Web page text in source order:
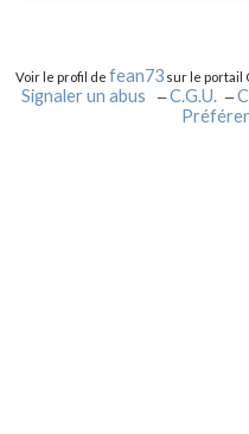
Voir le profil defean73 sur le portail
Signaler un abus
C.G.U.